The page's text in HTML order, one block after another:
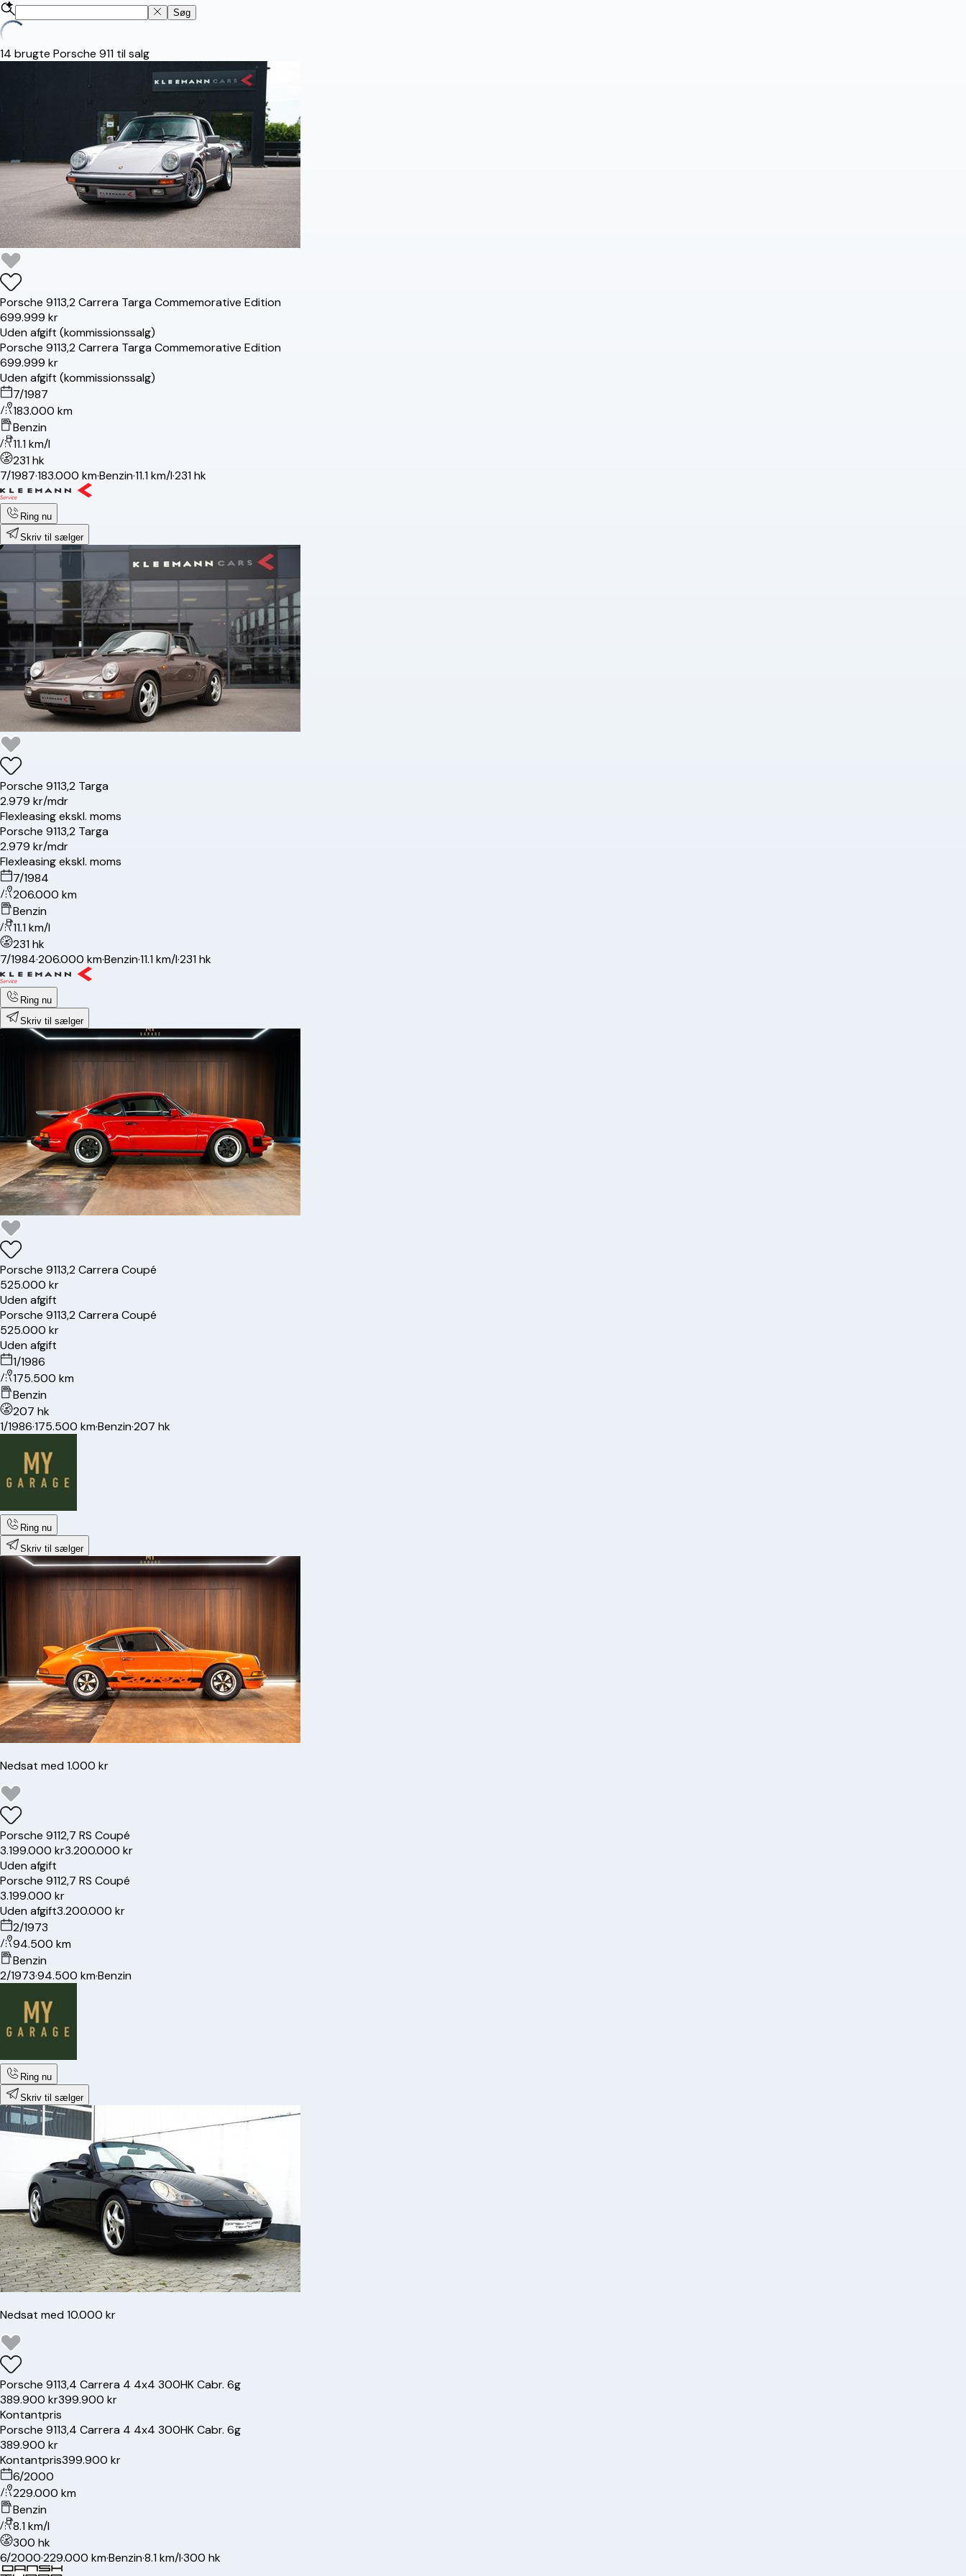
Søg
14 brugte Porsche 911 til salg
Porsche 9113,2 Carrera Targa Commemorative Edition
699.999 kr
Uden afgift (kommissionssalg)
Porsche 9113,2 Carrera Targa Commemorative Edition
699.999 kr
Uden afgift (kommissionssalg)
7/1987
183.000 km
Benzin
11.1 km/l
231 hk
7/1987·183.000 km·Benzin·11.1 km/l·231 hk
Ring nu
Skriv til sælger
Porsche 9113,2 Targa
2.979 kr/mdr
Flexleasing ekskl. moms
Porsche 9113,2 Targa
2.979 kr/mdr
Flexleasing ekskl. moms
7/1984
206.000 km
Benzin
11.1 km/l
231 hk
7/1984·206.000 km·Benzin·11.1 km/l·231 hk
Ring nu
Skriv til sælger
Porsche 9113,2 Carrera Coupé
525.000 kr
Uden afgift
Porsche 9113,2 Carrera Coupé
525.000 kr
Uden afgift
1/1986
175.500 km
Benzin
207 hk
1/1986·175.500 km·Benzin·207 hk
Ring nu
Skriv til sælger
Nedsat med 1.000 kr
Porsche 9112,7 RS Coupé
3.199.000 kr3.200.000 kr
Uden afgift
Porsche 9112,7 RS Coupé
3.199.000 kr
Uden afgift3.200.000 kr
2/1973
94.500 km
Benzin
2/1973·94.500 km·Benzin
Ring nu
Skriv til sælger
Nedsat med 10.000 kr
Porsche 9113,4 Carrera 4 4x4 300HK Cabr. 6g
389.900 kr399.900 kr
Kontantpris
Porsche 9113,4 Carrera 4 4x4 300HK Cabr. 6g
389.900 kr
Kontantpris399.900 kr
6/2000
229.000 km
Benzin
8.1 km/l
300 hk
6/2000·229.000 km·Benzin·8.1 km/l·300 hk